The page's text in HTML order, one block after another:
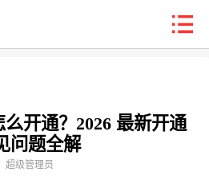
信创邮 收费标准 功能
开通？2026 最新开通
问题全解
超级管理员